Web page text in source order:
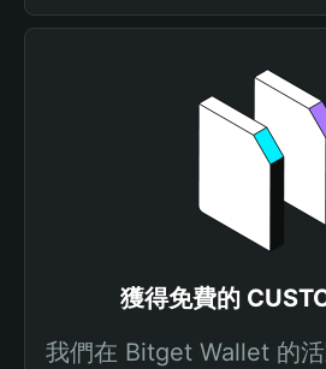
獲得免費的
我們在 Bitget Wallet 的